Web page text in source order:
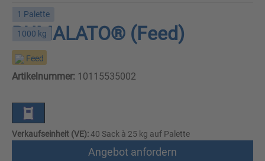
1 Palette
1000 kg
RUMALATO® (Feed)
Feed
Artikelnummer: 10115535002
Verkaufseinheit (VE):40 Sack à 25 kg auf Palette
Angebot anfordern